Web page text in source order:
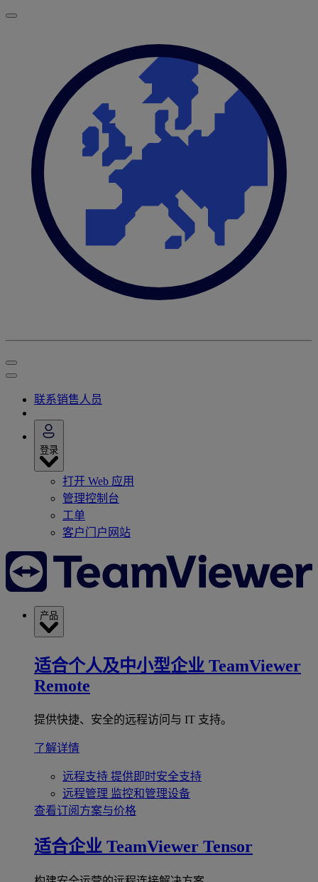
联系销售人员
登录
打开 Web 应用
管理控制台
工单
客户门户网站
产品
适合个人及中小型企业 TeamViewer
Remote
提供快捷、安全的远程访问与 IT 支持。
了解详情
远程支持 提供即时安全支持
远程管理 监控和管理设备
查看订阅方案与价格
适合企业 TeamViewer Tensor